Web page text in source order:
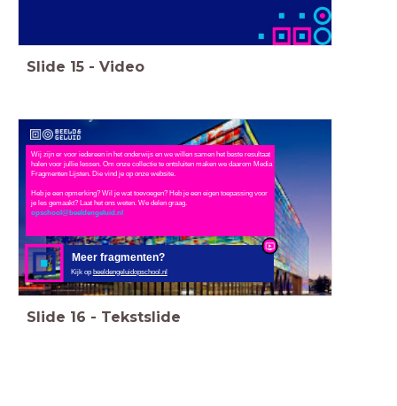
Slide 15 - Video
Meer fragmenten?
Kijk op beeldengeluidopschool.nl
Wij zijn er voor iedereen in het onderwijs en we willen samen het beste resultaat
halen voor jullie lessen. Om onze collectie te ontsluiten maken we daarom Media
Fragmenten Lijsten. Die vind je op onze website.
Heb je een opmerking? Wil je wat toevoegen? Heb je een eigen toepassing voor
je les gemaakt? Laat het ons weten. We delen graag.
opschool@beeldengeluid.nl
Slide 16 - Tekstslide